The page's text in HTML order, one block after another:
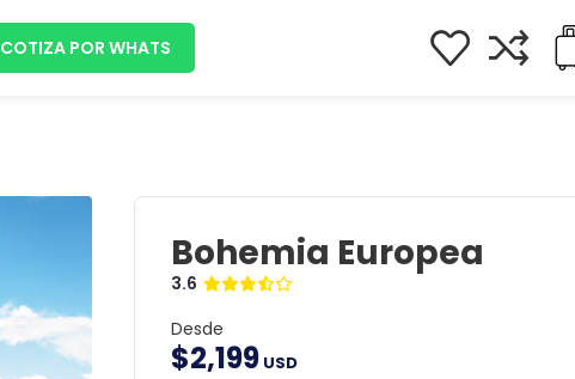
COTIZA POR WHATS
Bohemia Europea
3.6
Desde
$2,199 USD